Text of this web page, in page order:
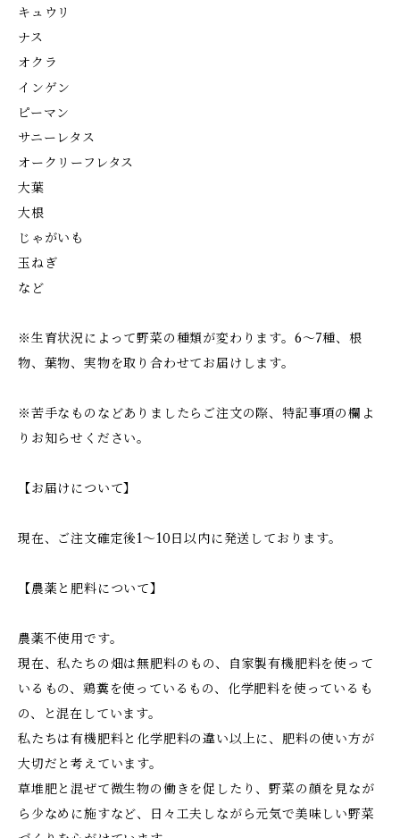
キュウリ
ナス
オクラ
インゲン
ピーマン
サニーレタス
オークリーフレタス
大葉
大根
じゃがいも
玉ねぎ
など
※生育状況によって野菜の種類が変わります。6〜7種、根
物、葉物、実物を取り合わせてお届けします。
※苦手なものなどありましたらご注文の際、特記事項の欄よ
りお知らせください。
【お届けについて】
現在、ご注文確定後1〜10日以内に発送しております。
【農薬と肥料について】
農薬不使用です。
現在、私たちの畑は無肥料のもの、自家製有機肥料を使って
いるもの、鶏糞を使っているもの、化学肥料を使っているも
の、と混在しています。
私たちは有機肥料と化学肥料の違い以上に、肥料の使い方が
大切だと考えています。
草堆肥と混ぜて微生物の働きを促したり、野菜の顔を見なが
ら少なめに施すなど、日々工夫しながら元気で美味しい野菜